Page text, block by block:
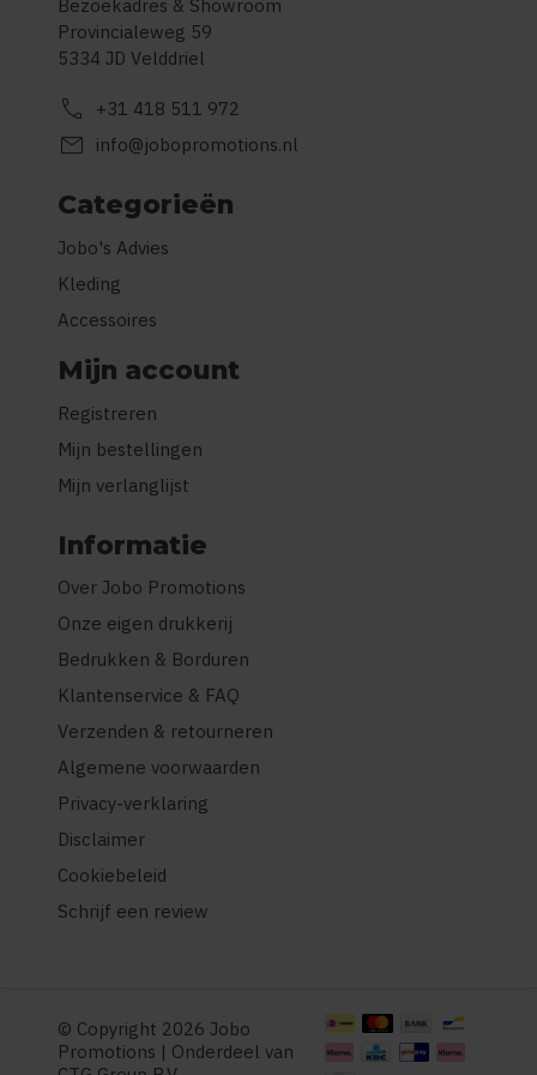
Bezoekadres & Showroom
Provincialeweg 59
5334 JD Velddriel
call +31 418 511 972
mail info@jobopromotions.nl
Categorieën
Jobo's Advies
Kleding
Accessoires
Mijn account
Registreren
Mijn bestellingen
Mijn verlanglijst
Informatie
Over Jobo Promotions
Onze eigen drukkerij
Bedrukken & Borduren
Klantenservice & FAQ
Verzenden & retourneren
Algemene voorwaarden
Privacy-verklaring
Disclaimer
Cookiebeleid
Schrijf een review
© Copyright 2026 Jobo
Promotions | Onderdeel van